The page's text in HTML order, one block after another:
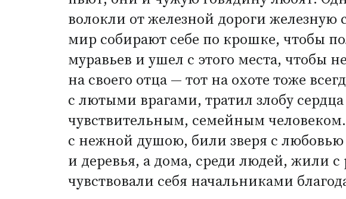
волокли от железной дороги
мир собирают себе по крошке, чтобы
муравьев и ушел с этого места, чтобы
на своего отца — тот на охоте тоже
с лютыми врагами, тратил злобу
чувствительным, семейным
с нежной душою, били зверя с
и деревья, а дома, среди людей, жили с
чувствовали себя начальниками